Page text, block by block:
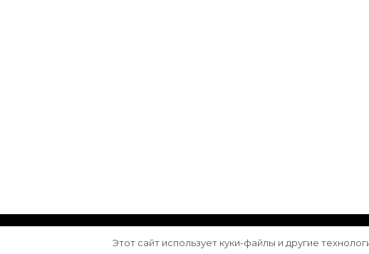
© Авторское право 2026 . Все права защищены.
Этот сайт использует куки-файлы и другие